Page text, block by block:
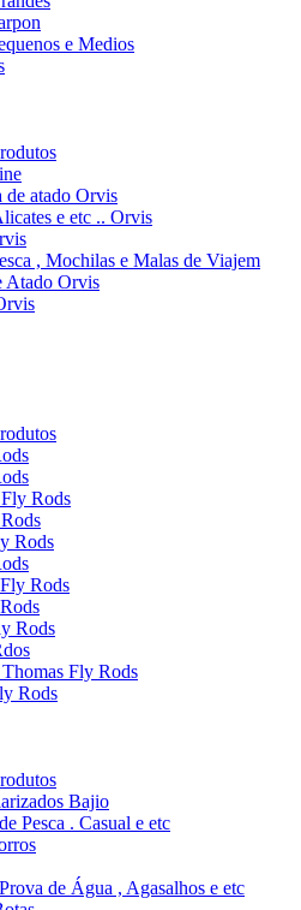
e Medios
de atado Orvis
e etc .. Orvis
, Mochilas e Malas de Viajem
Atado Orvis
Rods
Rods
Rods
Rods
Fly Rods
Rods
Bajio
Pesca . Casual e etc
de Água , Agasalhos e etc